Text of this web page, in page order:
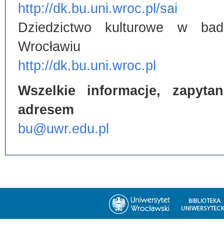
http://dk.bu.uni.wroc.pl/sai
Dziedzictwo kulturowe w
Wrocławiu
http://dk.bu.uni.wroc.pl
Wszelkie informacje,
adresem
bu@uwr.edu.pl